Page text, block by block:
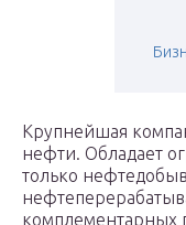
Крупнейшая
нефти. Обладает
только
комплементарных